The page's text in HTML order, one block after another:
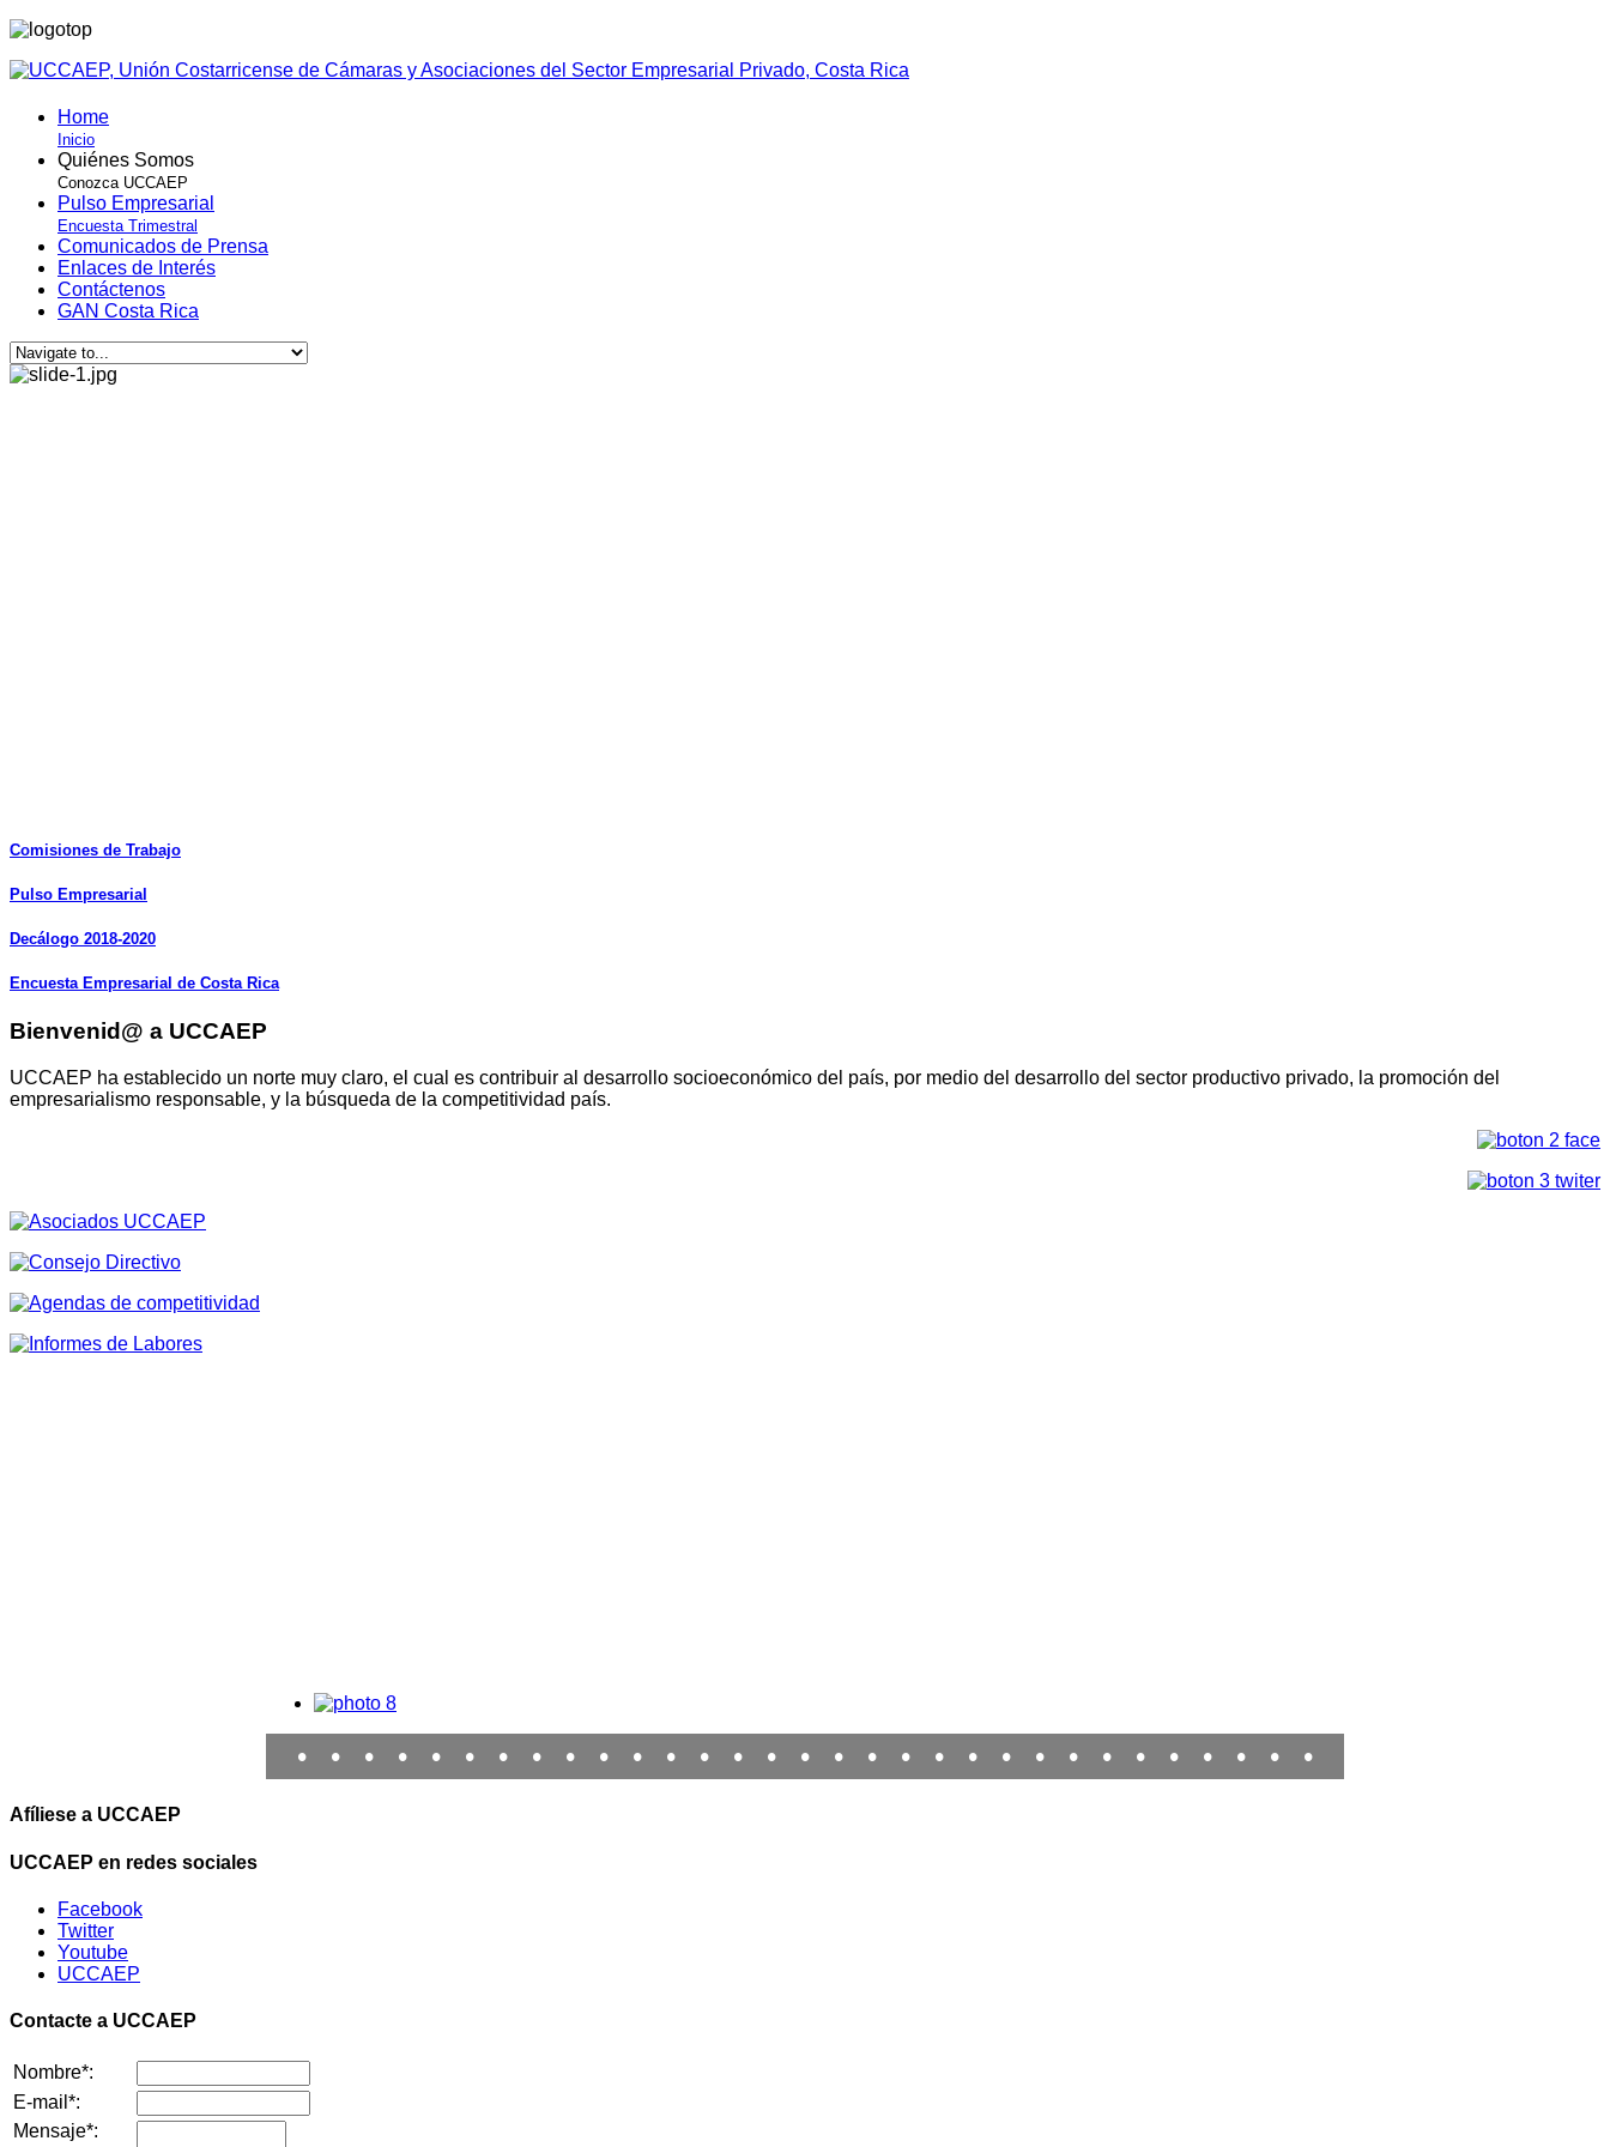
Home
Inicio
Quiénes Somos
Conozca UCCAEP
Pulso Empresarial
Encuesta Trimestral
Comunicados de Prensa
Enlaces de Interés
Contáctenos
GAN Costa Rica
Comisiones de Trabajo
Pulso Empresarial
Decálogo 2018-2020
Encuesta Empresarial de Costa Rica
Bienvenid@ a UCCAEP
UCCAEP ha establecido un norte muy claro, el cual es contribuir al desarrollo socioeconómico del país, por medio del desarrollo del sector productivo privado, la promoción del
empresarialismo responsable, y la búsqueda de la competitividad país.
• • • • • • • • • • • • • • • • • • • • • • • • • • • • • • •
Afíliese a UCCAEP
UCCAEP en redes sociales
Facebook
Twitter
Youtube
UCCAEP
Contacte a UCCAEP
Nombre*:
E-mail*:
Mensaje*: